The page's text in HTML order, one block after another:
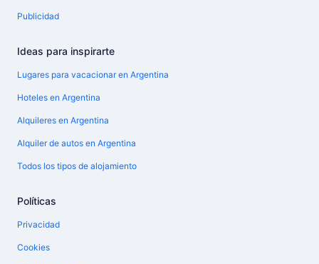
Publicidad
Ideas para inspirarte
Lugares para vacacionar en Argentina
Hoteles en Argentina
Alquileres en Argentina
Alquiler de autos en Argentina
Todos los tipos de alojamiento
Políticas
Privacidad
Cookies